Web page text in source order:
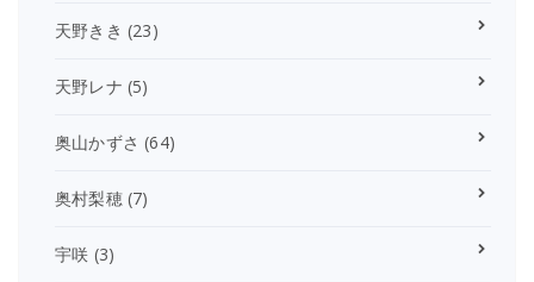
天野きき (23)
天野レナ (5)
奥山かずさ (64)
奥村梨穂(7)
宇咲 (3)